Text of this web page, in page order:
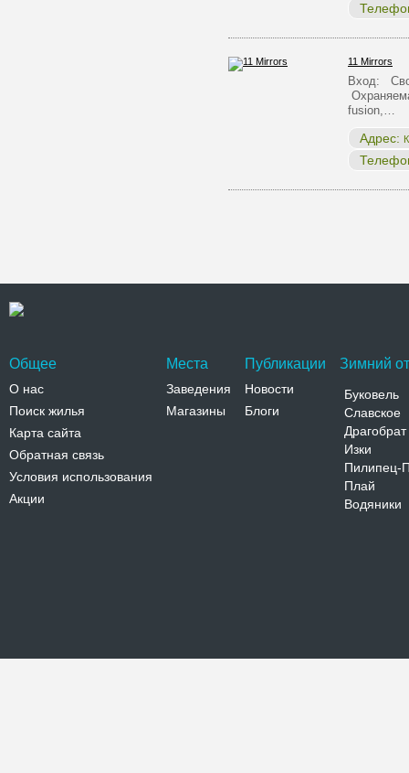
11 Mirrors
Вход:
fusion,…
Адрес:
Общее
О нас
Поиск жилья
Карта сайта
Обратная связь
Условия использования
Акции
Места
Заведения
Магазины
Публикации
Новости
Блоги
Зимний
Буковель
Славское
Драгобрат
Изки
Пилипец-
Плай
Водяники